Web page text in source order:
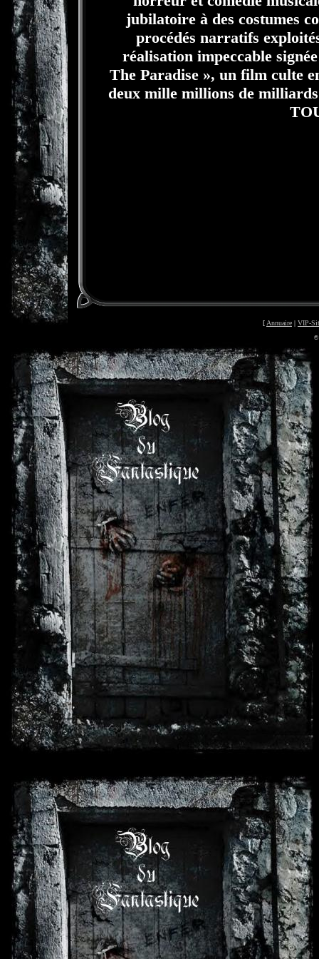
jubilatoire à des costumes
procédés narratifs
réalisation impeccable
The Paradise », un film culte
deux mille millions de
[ Annuaire | VIP-
©